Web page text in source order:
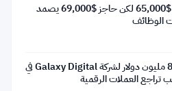
بيتكوين تتجاوز $65,000 لكن حاجز $69,000 يصمد
الوظائف
خسائر بقيمة 85 مليون دولار لشركة Galaxy Digital في
تراجع العملات الرقمية